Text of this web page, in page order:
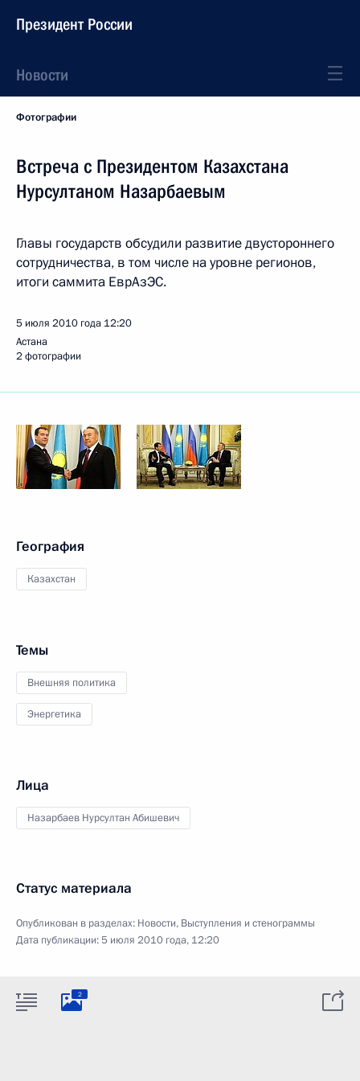
Президент России
Новости
Фотографии
Встреча с Президентом Казахстана
Нурсултаном Назарбаевым
Главы государств обсудили развитие двустороннего
сотрудничества, в том числе на уровне регионов,
итоги саммита ЕврАзЭС.
5 июля 2010 года 12:20
Астана
2 фотографии
География
Казахстан
Темы
Внешняя политика
Энергетика
Лица
Назарбаев Нурсултан Абишевич
Статус материала
Опубликован в разделах: Новости, Выступления и стенограммы
Дата публикации:5 июля 2010 года, 12:20
2